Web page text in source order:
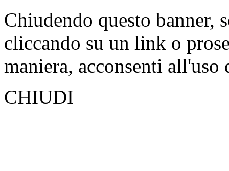
Chiudendo questo banner,
cliccando su un link o
maniera, acconsenti all'uso
CHIUDI